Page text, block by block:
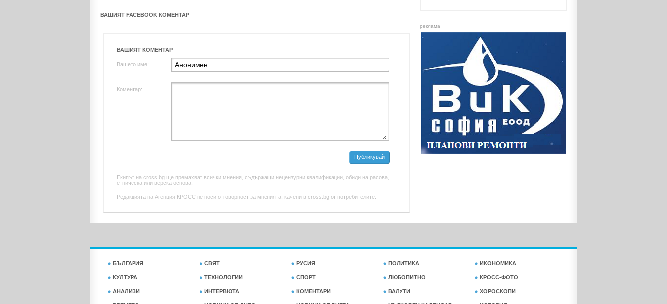
ВАШИЯТ FACEBOOK КОМЕНТАР
ВАШИЯТ КОМЕНТАР
Вашето име:
Коментар:
Публикувай
Екипът на cross.bg ще премахват всички мнения, съдържащи нецензурни квалификации, обиди на расова,
етническа или верска основа.
Редакцията на Агенция КРОСС не носи отговорност за мненията, качени в cross.bg от потребителите.
реклама
БЪЛГАРИЯ СВЯТ РУСИЯ ПОЛИТИКА ИКОНОМИКА
КУЛТУРА ТЕХНОЛОГИИ СПОРТ ЛЮБОПИТНО КРОСС-ФОТО
АНАЛИЗИ ИНТЕРВЮТА КОМЕНТАРИ ВАЛУТИ ХОРОСКОПИ